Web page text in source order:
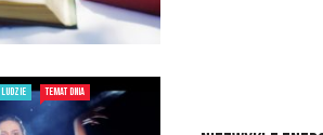
LUDZIE TEMAT DNIA